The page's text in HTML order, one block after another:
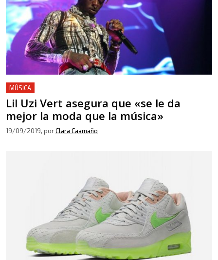
MÚSICA
Lil Uzi Vert asegura que «se le da
mejor la moda que la música»
19/09/2019, porClara Caamaño